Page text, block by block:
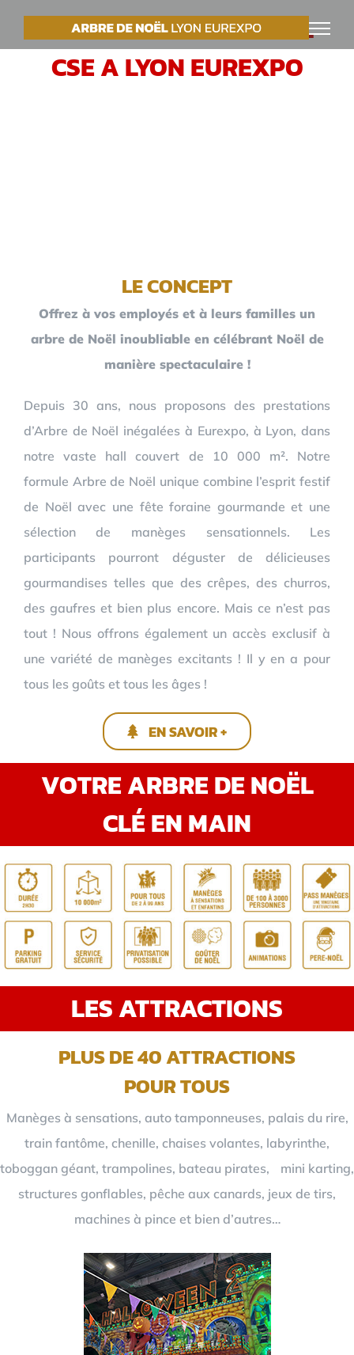
PasserVOTRE ARBRE DE NOËL
CSE A LYON EUREXPO
LE CONCEPT
Offrez à vos employés et à leurs familles un
arbre de Noël inoubliable en célébrant Noël de
manière spectaculaire !
Depuis 30 ans, nous proposons des prestations
d’Arbre de Noël inégalées à Eurexpo, à Lyon, dans
notre vaste hall couvert de 10 000 m². Notre
formule Arbre de Noël unique combine l’esprit festif
de Noël avec une fête foraine gourmande et une
sélection de manèges sensationnels. Les
participants pourront déguster de délicieuses
gourmandises telles que des crêpes, des churros,
des gaufres et bien plus encore. Mais ce n’est pas
tout ! Nous offrons également un accès exclusif à
une variété de manèges excitants ! Il y en a pour
tous les goûts et tous les âges !
EN SAVOIR +
VOTRE ARBRE DE NOËL
CLÉ EN MAIN
LES ATTRACTIONS
PLUS DE 40 ATTRACTIONS
POUR TOUS
Manèges à sensations, auto tamponneuses, palais du rire,
train fantôme, chenille, chaises volantes, labyrinthe,
toboggan géant, trampolines, bateau pirates, mini karting,
structures gonflables, pêche aux canards, jeux de tirs,
machines à pince et bien d’autres…